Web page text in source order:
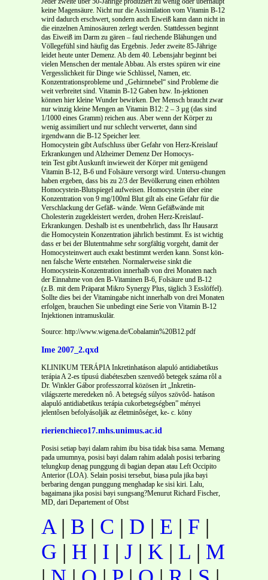
keine Magensäure. Nicht nur die Assimilation vom Vitamin B-12
wird dadurch erschwert, sondern auch Eiweiß kann dann nicht in
die einzelnen Aminosäuren zerlegt werden. Stattdessen beginnt
das Eiweiß im Darm zu gären – faul riechende Blähungen und
Völlegefühl sind häufig das Ergebnis. Jeder zweite 85-Jährige
leidet heute unter Demenz. Ab dem 40. Lebensjahr beginnt bei
vielen Menschen der mentale Abbau. Als erstes spüren wir eine
Vergesslichkeit für Dinge wie Schlüssel, Namen, etc.
Konzentrationsprobleme und „Gehirnnebel“ sind Probleme die
weit verbreitet sind. Vitamin B-12 Gaben bzw. In-jektionen
können hier kleine Wunder bewirken. Der Mensch braucht zwar
nur winzig kleine Mengen an Vitamin B12: 2 – 3 µg (das sind
1/1000 eines Gramm) reichen aus. Aber wenn der Körper zu
wenig assimiliert und nur schlecht verwertet, dann sind
irgendwann die B-12 Speicher leer.
Homocystein gibt Aufschluss über Gefahr von Herz-Kreislauf
Erkrankungen und Alzheimer Demenz Der Homocys-
tein Test gibt Auskunft inwieweit der Körper mit genügend
Vitamin B-12, B-6 und Folsäure versorgt wird. Untersu-chungen
haben ergeben, dass bis zu 2/3 der Bevölkerung einen erhöhten
Homocystein-Blutspiegel aufweisen. Homocystein über eine
Konzentration von 9 mg/100ml Blut gilt als eine Gefahr für die
Verschlackung der Gefäß- wände. Wenn Gefäßwände mit
Cholesterin zugekleistert werden, drohen Herz-Kreislauf-
Erkrankungen. Deshalb ist es unentbehrlich, dass Ihr Hausarzt
die Homocystein Konzentration jährlich bestimmt. Es ist wichtig
dass er bei der Blutentnahme sehr sorgfältig vorgeht, damit der
Homocysteinwert auch exakt bestimmt werden kann. Sonst kön-
nen falsche Werte entstehen. Normalerweise sinkt die
Homocystein-Konzentration innerhalb von drei Monaten nach
der Einnahme von den B-Vitaminen B-6, Folsäure und B-12
(z.B. mit dem Präparat Mikro Synergy Plus, täglich 3 Esslöffel).
Sollte dies bei der Vitamingabe nicht innerhalb von drei Monaten
erfolgen, brauchen Sie unbedingt eine Serie von Vitamin B-12
Injektionen intramuskulär.
Source: http://www.wigena.de/Cobalamin%20B12.pdf
Ime 2007_2.qxd
KLINIKUM TERÁPIA Inkretinhatáson alapuló antidiabetikus
terápia A 2-es típusú diabéteszben szenvedô betegek száma rôl a
Dr. Winkler Gábor professzorral közösen írt „Inkretin-
világszerte meredeken nô. A betegség súlyos szövôd- hatáson
alapuló antidiabetikus terápia cukorbetegségben” ményei
jelentôsen befolyásolják az életminôséget, ke- c. köny
rierienchieco17.mhs.unimus.ac.id
Posisi setiap bayi dalam rahim ibu bisa tidak bisa sama. Memang
pada umumnya, posisi bayi dalam rahim adalah posisi terbaring
telungkup denag punggung di bagian depan atau Left Occipito
Anterior (LOA). Selain posisi tersebut, biasa pula jika bayi
berbaring dengan punggung menghadap ke sisi kiri. Lalu,
bagaimana jika posisi bayi sungsang?Menurut Richard Fischer,
MD, dari Departement of Obst
A| B | C | D | E | F |
G | H | I | J | K | L | M